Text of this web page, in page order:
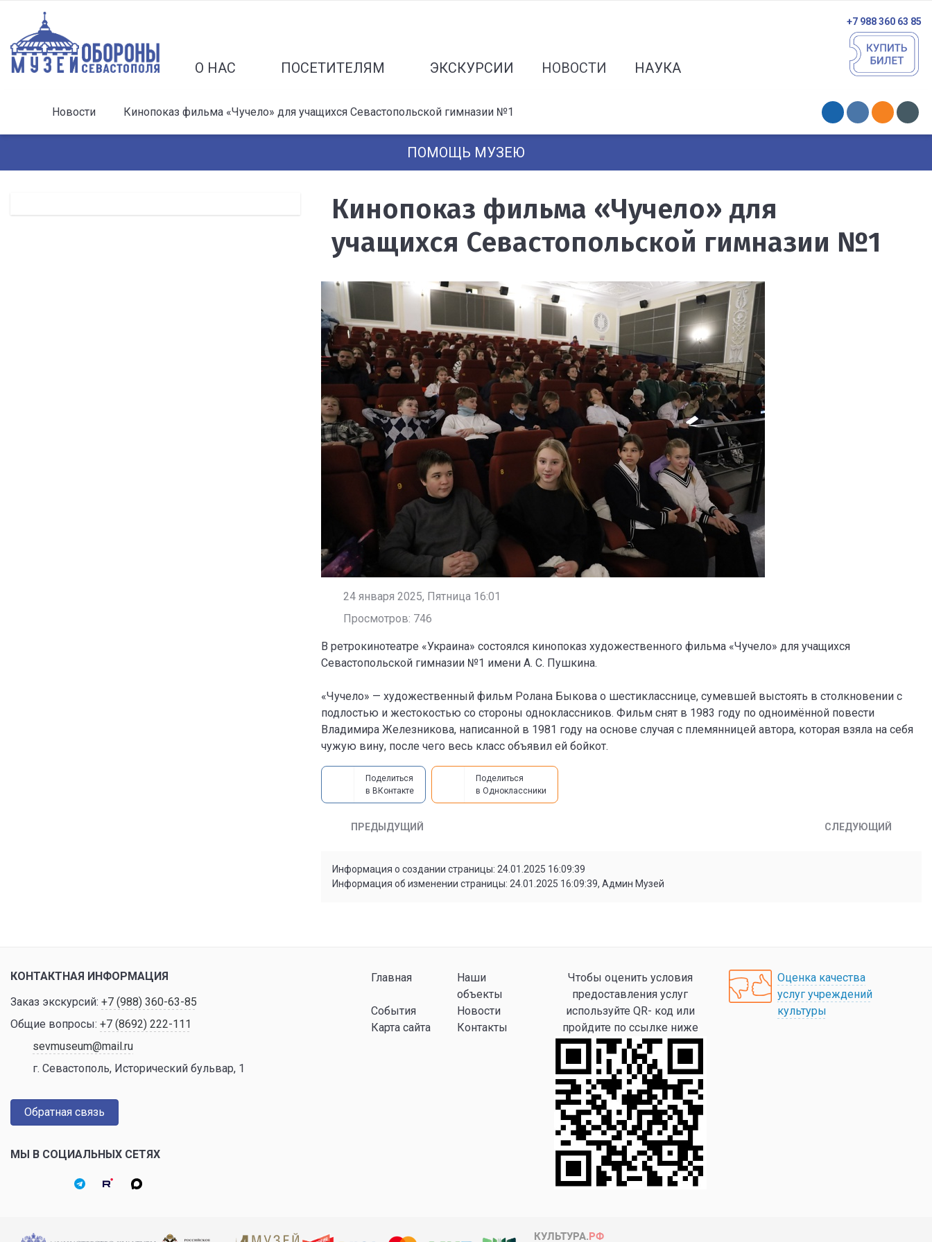
О НАС ПОСЕТИТЕЛЯМ ЭКСКУРСИИ НОВОСТИ НАУКА
+7 988 360 63 85
Новости Кинопоказ фильма «Чучело» для учащихся Севастопольской гимназии №1
ПОМОЩЬ МУЗЕЮ
Кинопоказ фильма «Чучело» для
учащихся Севастопольской гимназии №1
24 января 2025, Пятница 16:01
Просмотров: 746
В ретрокинотеатре «Украина» состоялся кинопоказ художественного фильма «Чучело» для учащихся
Севастопольской гимназии №1 имени А. С. Пушкина.
«Чучело» — художественный фильм Ролана Быкова о шестикласснице, сумевшей выстоять в столкновении с
подлостью и жестокостью со стороны одноклассников. Фильм снят в 1983 году по одноимённой повести
Владимира Железникова, написанной в 1981 году на основе случая с племянницей автора, которая взяла на себя
чужую вину, после чего весь класс объявил ей бойкот.
Поделиться
в ВКонтакте
Поделиться
в Одноклассники
ПРЕДЫДУЩИЙ СЛЕДУЮЩИЙ
Информация о создании страницы: 24.01.2025 16:09:39
Информация об изменении страницы: 24.01.2025 16:09:39, Админ Музей
КОНТАКТНАЯ ИНФОРМАЦИЯ
Заказ экскурсий: +7 (988) 360-63-85
Общие вопросы: +7 (8692) 222-111
sevmuseum@mail.ru
г. Севастополь, Исторический бульвар, 1
Обратная связь
МЫ В СОЦИАЛЬНЫХ СЕТЯХ
Главная
Наши
объекты
События
Новости
Карта сайта
Контакты
Чтобы оценить условия
предоставления услуг
используйте QR- код или
пройдите по ссылке ниже
Оценка качества
услуг учреждений
культуры